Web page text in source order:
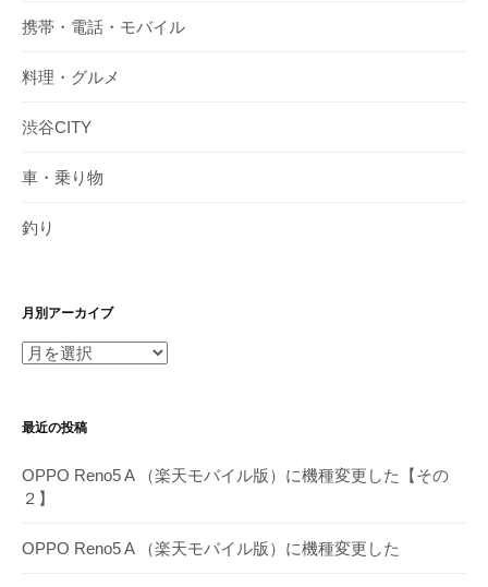
携帯・電話・モバイル
料理・グルメ
渋谷CITY
車・乗り物
釣り
月別アーカイブ
月
ー
イ
ブ
最近の投稿
OPPO Reno5 A （楽天モバイル版）に機種変更した【その
２】
OPPO Reno5 A （楽天モバイル版）に機種変更した